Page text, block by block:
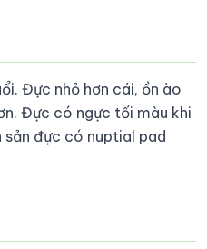
Đực nhỏ hơn cái, ồn ào
Đực có ngực tối màu khi
sản đực có nuptial pad